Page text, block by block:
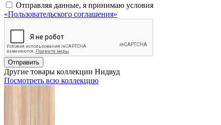
Отправляя данные, я принимаю условия
«Пользовательского соглашения»
Отправить
Другие товары коллекции Нидвуд
Посмотреть всю коллекцию